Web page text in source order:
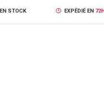
EN STOCK EXPÉDIÉ EN 72H